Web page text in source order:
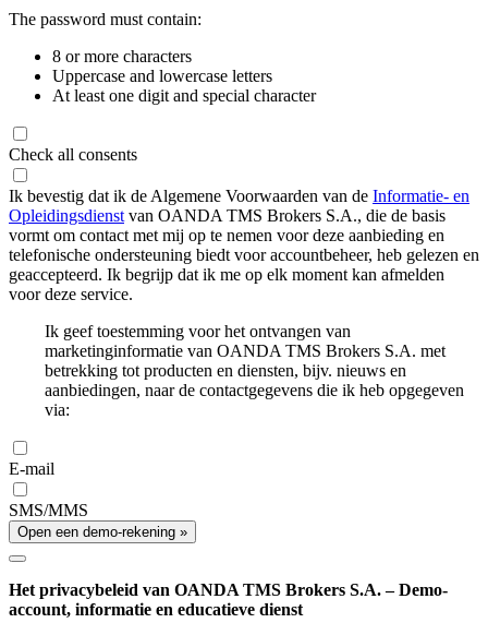
The password must contain:
8 or more characters
Uppercase and lowercase letters
At least one digit and special character
Check all consents
Ik bevestig dat ik de Algemene Voorwaarden van de Informatie- en
Opleidingsdienst van OANDA TMS Brokers S.A., die de basis
vormt om contact met mij op te nemen voor deze aanbieding en
telefonische ondersteuning biedt voor accountbeheer, heb gelezen en
geaccepteerd. Ik begrijp dat ik me op elk moment kan afmelden
voor deze service.
Ik geef toestemming voor het ontvangen van
marketinginformatie van OANDA TMS Brokers S.A. met
betrekking tot producten en diensten, bijv. nieuws en
aanbiedingen, naar de contactgegevens die ik heb opgegeven
via:
E-mail
SMS/MMS
Open een demo-rekening »
Het privacybeleid van OANDA TMS Brokers S.A. – Demo-
account, informatie en educatieve dienst